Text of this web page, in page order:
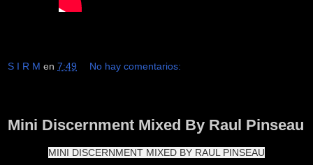
S I R M en 7:49 No hay comentarios:
Mini Discernment Mixed By Raul Pinseau
MINI DISCERNMENT MIXED BY RAUL PINSEAU